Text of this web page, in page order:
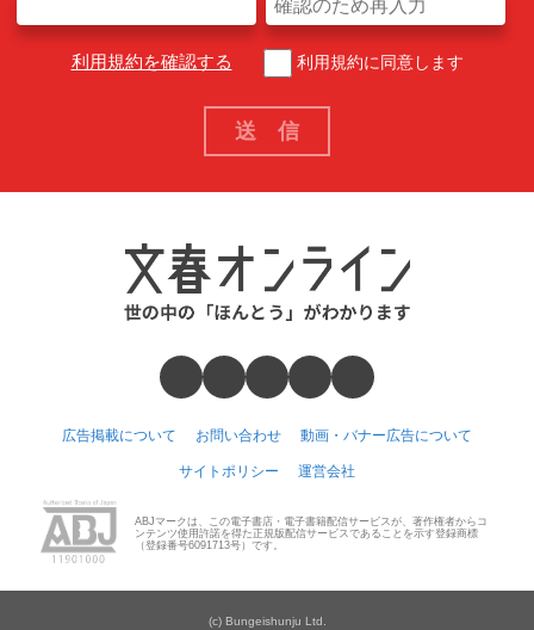
利用規約を確認する 利用規約に同意します
広告掲載について お問い合わせ 動画・バナー広告について
サイトポリシー 運営会社
ABJマークは、この電子書店・電子書籍配信サービスが、著作権者からコ
ンテンツ使用許諾を得た正規版配信サービスであることを示す登録商標
（登録番号6091713号）です。
(c) Bungeishunju Ltd.